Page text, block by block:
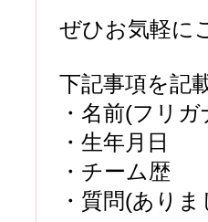
ぜひお気軽に
下記事項を記
・名前(フリガ
・生年月日
・チーム歴
・質問(あり